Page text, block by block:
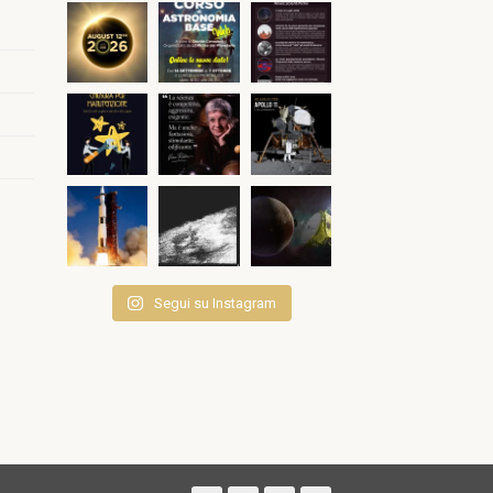
Segui su Instagram